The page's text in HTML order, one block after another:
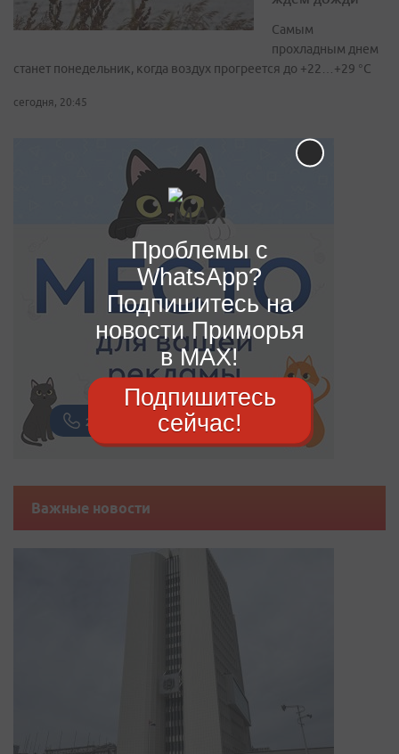
Самым
прохладным днем
станет понедельник, когда воздух прогреется до +22…+29 °С
сегодня, 20:45
Важные новости
Проблемы с
WhatsApp?
Подпишитесь на
новости Приморья
в MAX!
Подпишитесь
сейчас!